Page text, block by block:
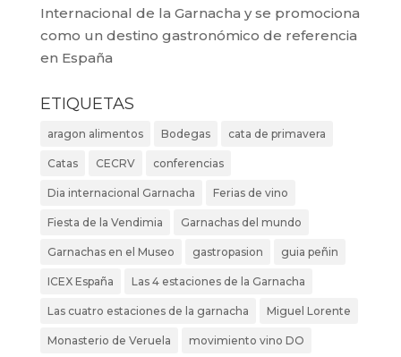
Internacional de la Garnacha y se promociona
como un destino gastronómico de referencia
en España
ETIQUETAS
aragon alimentos Bodegas cata de primavera
Catas CECRV conferencias
Dia internacional Garnacha Ferias de vino
Fiesta de la Vendimia Garnachas del mundo
Garnachas en el Museo gastropasion guia peñin
ICEX España Las 4 estaciones de la Garnacha
Las cuatro estaciones de la garnacha Miguel Lorente
Monasterio de Veruela movimiento vino DO